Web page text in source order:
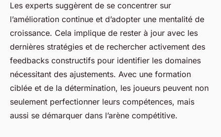
Les experts suggèrent de se concentrer sur
l’amélioration continue et d’adopter une mentalité de
croissance. Cela implique de rester à jour avec les
dernières stratégies et de rechercher activement des
feedbacks constructifs pour identifier les domaines
nécessitant des ajustements. Avec une formation
ciblée et de la détermination, les joueurs peuvent non
seulement perfectionner leurs compétences, mais
aussi se démarquer dans l’arène compétitive.